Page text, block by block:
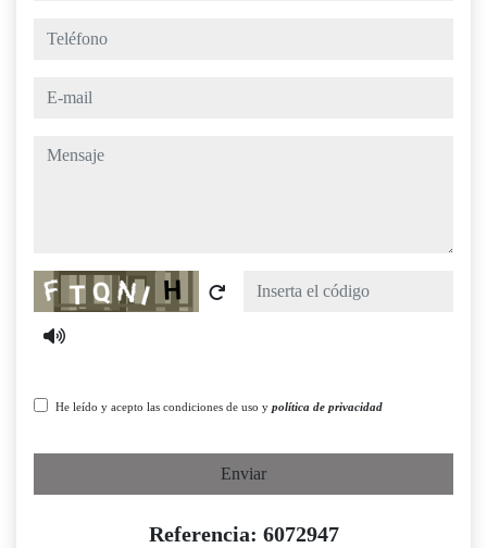
teléfono
e-mail
mensaje
Captcha
He leído y acepto las condiciones de uso y política de privacidad
Enviar
Referencia: 6072947